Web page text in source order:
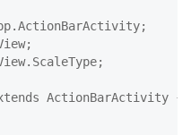
ActionBarActivity {